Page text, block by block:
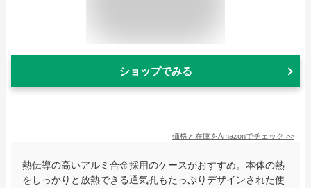
ショップでみる
価格と在庫をAmazonでチェック >>
熱伝導の高いアルミ合金採用のケースがおすすめ。本体の熱
をしっかりと放熱できる通気孔もたっぷりデザインされた使